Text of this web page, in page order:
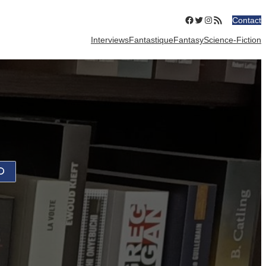
Facebook
Twitter
Instagram
Flux RSSContact
InterviewsFantastiqueFantasyScience-Fiction